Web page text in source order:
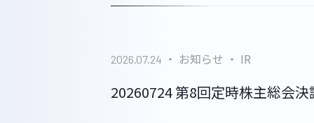
2026.07.24 お知らせ IR
20260724 第8回定時株主総会決